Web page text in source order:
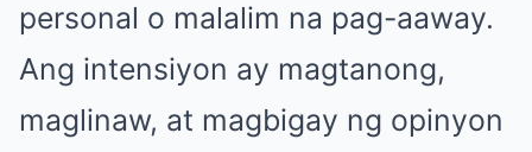
personal o malalim na pag-aaway.
Ang intensiyon ay magtanong,
maglinaw, at magbigay ng opinyon